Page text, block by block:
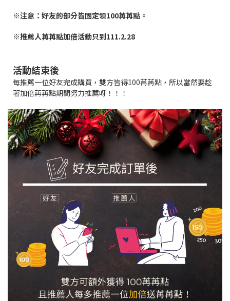
※注意：好友的部分皆固定領100苒苒點。
※推薦人苒苒點加倍活動只到111.2.28
活動結束後
每推薦一位好友完成購買，雙方皆得100苒苒點， 所以當然要趁
著加倍苒苒點期間努力推薦呀！！！